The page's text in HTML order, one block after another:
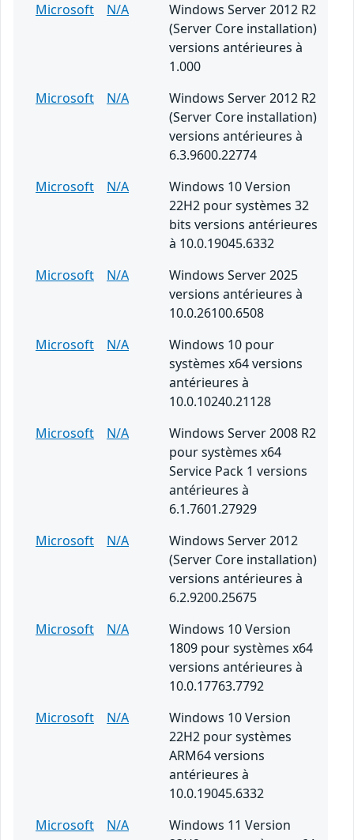
Microsoft
N/A
Windows Server 2012 R2
(Server Core installation)
versions antérieures à
1.000
Microsoft
N/A
Windows Server 2012 R2
(Server Core installation)
versions antérieures à
6.3.9600.22774
Microsoft
N/A
Windows 10 Version
22H2 pour systèmes 32
bits versions antérieures
à 10.0.19045.6332
Microsoft
N/A
Windows Server 2025
versions antérieures à
10.0.26100.6508
Microsoft
N/A
Windows 10 pour
systèmes x64 versions
antérieures à
10.0.10240.21128
Microsoft
N/A
Windows Server 2008 R2
pour systèmes x64
Service Pack 1 versions
antérieures à
6.1.7601.27929
Microsoft
N/A
Windows Server 2012
(Server Core installation)
versions antérieures à
6.2.9200.25675
Microsoft
N/A
Windows 10 Version
1809 pour systèmes x64
versions antérieures à
10.0.17763.7792
Microsoft
N/A
Windows 10 Version
22H2 pour systèmes
ARM64 versions
antérieures à
10.0.19045.6332
Microsoft
N/A
Windows 11 Version